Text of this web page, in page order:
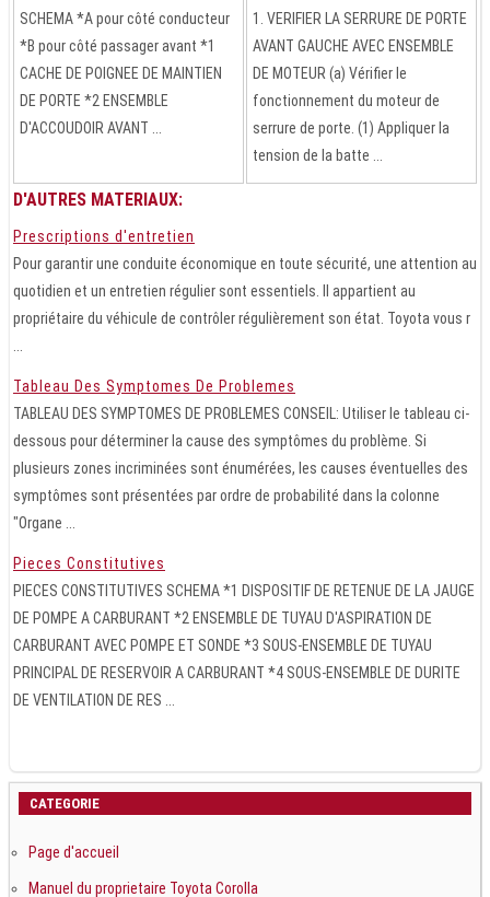
SCHEMA *A pour côté conducteur
*B pour côté passager avant *1
CACHE DE POIGNEE DE MAINTIEN
DE PORTE *2 ENSEMBLE
D'ACCOUDOIR AVANT ...
1. VERIFIER LA SERRURE DE PORTE
AVANT GAUCHE AVEC ENSEMBLE
DE MOTEUR (a) Vérifier le
fonctionnement du moteur de
serrure de porte. (1) Appliquer la
tension de la batte ...
D'AUTRES MATERIAUX:
Prescriptions d'entretien
Pour garantir une conduite économique en toute sécurité, une attention au
quotidien et un entretien régulier sont essentiels. Il appartient au
propriétaire du véhicule de contrôler régulièrement son état. Toyota vous r
Tableau Des Symptomes De Problemes
TABLEAU DES SYMPTOMES DE PROBLEMES CONSEIL: Utiliser le tableau ci-
dessous pour déterminer la cause des symptômes du problème. Si
plusieurs zones incriminées sont énumérées, les causes éventuelles des
symptômes sont présentées par ordre de probabilité dans la colonne
"Organe ...
Pieces Constitutives
PIECES CONSTITUTIVES SCHEMA *1 DISPOSITIF DE RETENUE DE LA JAUGE
DE POMPE A CARBURANT *2 ENSEMBLE DE TUYAU D'ASPIRATION DE
CARBURANT AVEC POMPE ET SONDE *3 SOUS-ENSEMBLE DE TUYAU
PRINCIPAL DE RESERVOIR A CARBURANT *4 SOUS-ENSEMBLE DE DURITE
DE VENTILATION DE RES ...
CATEGORIE
Page d'accueil
Manuel du proprietaire Toyota Corolla